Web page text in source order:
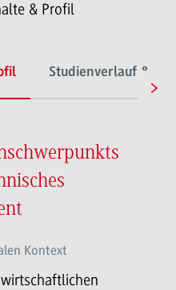
& Profil
Studienverlauf &
Kontext